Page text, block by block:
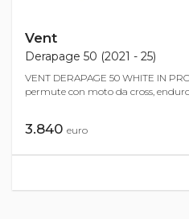
Vent
Derapage 50 (2021 - 25)
VENT DERAPAGE 50 WHITE IN
permute con moto da cross,
3.840 euro